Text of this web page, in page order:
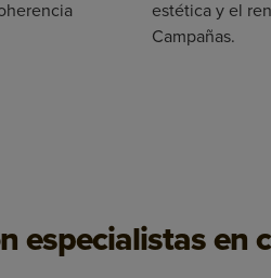
estética y el
Campañas.
especialistas en